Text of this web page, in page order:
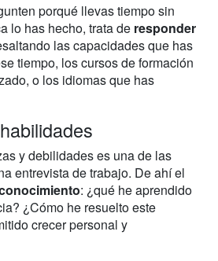
porqué llevas tiempo sin
lo has hecho, trata de responder
las capacidades que has
tiempo, los cursos de formación
o los idiomas que has
y debilidades es una de las
entrevista de trabajo. De ahí el
: ¿qué he aprendido
¿Cómo he resuelto este
crecer personal y